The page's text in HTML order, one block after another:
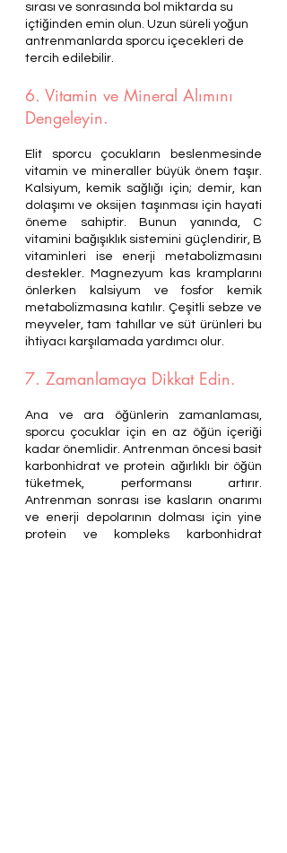
sırası ve sonrasında bol miktarda su
içtiğinden emin olun. Uzun süreli yoğun
antrenmanlarda sporcu içecekleri de
tercih edilebilir.
6. Vitamin ve Mineral Alımını
Dengeleyin.
Elit sporcu çocukların beslenmesinde
vitamin ve mineraller büyük önem taşır.
Kalsiyum, kemik sağlığı için; demir, kan
dolaşımı ve oksijen taşınması için hayati
öneme sahiptir. Bunun yanında, C
vitamini bağışıklık sistemini güçlendirir, B
vitaminleri ise enerji metabolizmasını
destekler. Magnezyum kas kramplarını
önlerken kalsiyum ve fosfor kemik
metabolizmasına katılır. Çeşitli sebze ve
meyveler, tam tahıllar ve süt ürünleri bu
ihtiyacı karşılamada yardımcı olur.
7. Zamanlamaya Dikkat Edin.
Ana ve ara öğünlerin zamanlaması,
sporcu çocuklar için en az öğün içeriği
kadar önemlidir. Antrenman öncesi basit
karbonhidrat ve protein ağırlıklı bir öğün
tüketmek, performansı artırır.
Antrenman sonrası ise kasların onarımı
ve enerji depolarının dolması için yine
protein ve kompleks karbonhidrat